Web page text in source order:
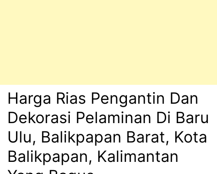
Harga Rias Pengantin Dan
Dekorasi Pelaminan Di Baru
Ulu, Balikpapan Barat, Kota
Balikpapan, Kalimantan